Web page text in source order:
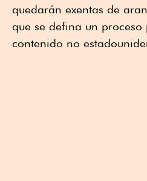
quedarán exentas de
que se defina un
contenido no